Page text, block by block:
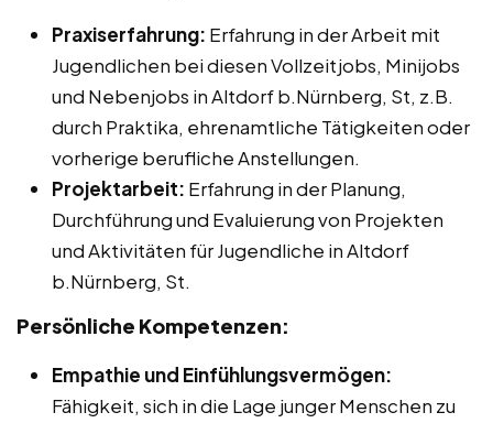
Praxiserfahrung: Erfahrung in der Arbeit mit
Jugendlichen bei diesen Vollzeitjobs, Minijobs
und Nebenjobs in Altdorf b.Nürnberg, St, z.B.
durch Praktika, ehrenamtliche Tätigkeiten oder
vorherige berufliche Anstellungen.
Projektarbeit: Erfahrung in der Planung,
Durchführung und Evaluierung von Projekten
und Aktivitäten für Jugendliche in Altdorf
b.Nürnberg, St.
Persönliche Kompetenzen:
Empathie und Einfühlungsvermögen:
Fähigkeit, sich in die Lage junger Menschen zu